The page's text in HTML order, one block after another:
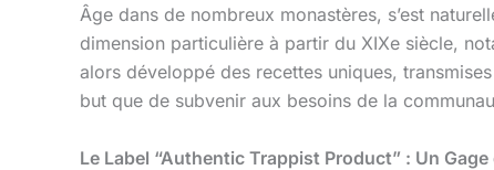
Âge dans de nombreux monastères, s’est
dimension particulière à partir du XIXe siècle,
alors développé des recettes uniques,
but que de subvenir aux besoins de la
Le Label “Authentic Trappist Product” : Un